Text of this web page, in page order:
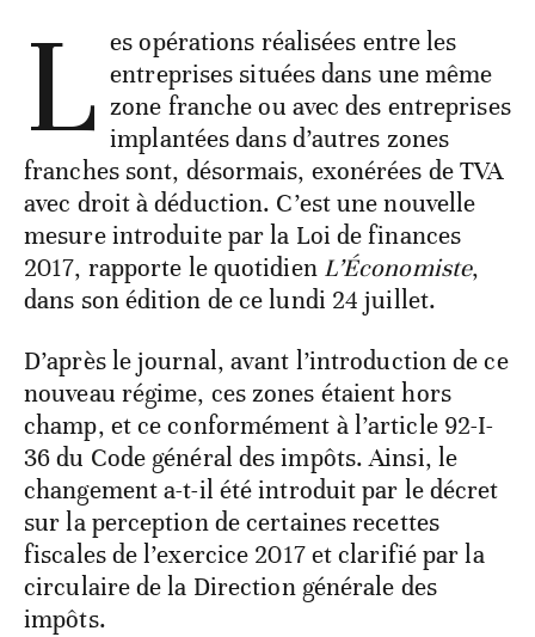
L es opérations réalisées entre les
entreprises situées dans une même
zone franche ou avec des entreprises
implantées dans d’autres zones
franches sont, désormais, exonérées de TVA
avec droit à déduction. C’est une nouvelle
mesure introduite par la Loi de finances
2017, rapporte le quotidienL’Économiste,
dans son édition de ce lundi 24 juillet.
D’après le journal, avant l’introduction de ce
nouveau régime, ces zones étaient hors
champ, et ce conformément à l’article 92-I-
36 du Code général des impôts. Ainsi, le
changement a-t-il été introduit par le décret
sur la perception de certaines recettes
fiscales de l’exercice 2017 et clarifié par la
circulaire de la Direction générale des
impôts.